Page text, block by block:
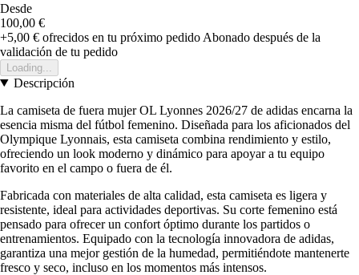
Desde
100,00 €
+5,00 € ofrecidos en tu próximo pedido Abonado después de la
validación de tu pedido
Loading...
Descripción
La camiseta de fuera mujer OL Lyonnes 2026/27 de adidas encarna la
esencia misma del fútbol femenino. Diseñada para los aficionados del
Olympique Lyonnais, esta camiseta combina rendimiento y estilo,
ofreciendo un look moderno y dinámico para apoyar a tu equipo
favorito en el campo o fuera de él.
Fabricada con materiales de alta calidad, esta camiseta es ligera y
resistente, ideal para actividades deportivas. Su corte femenino está
pensado para ofrecer un confort óptimo durante los partidos o
entrenamientos. Equipado con la tecnología innovadora de adidas,
garantiza una mejor gestión de la humedad, permitiéndote mantenerte
fresco y seco, incluso en los momentos más intensos.